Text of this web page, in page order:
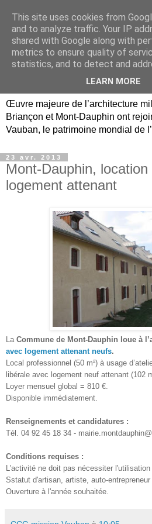
Briançon,
Vauban
Œuvre majeure de l’architecture
Briançon et Mont-Dauphin ont
Vauban, le patrimoine mondial de
23 avr. 2013
Mont-Dauphin,
logement attenant
La Commune de Mont-Dauphin loue à
avec logement attenant neufs.
Local professionnel (50 m²) à usage
libérale avec logement neuf attenant (102
Loyer mensuel global = 810 €.
Disponible immédiatement.
Renseignements et candidatures :
Tél. 04 92 45 18 34 -
Conditions requises :
L'activité ne doit pas nécessiter
Sstatut d'artisan, artiste , auto-entrepreneur
Ouverture à l'année souhaitée.
This site uses cookies from
and to analyze traffic. Your IP
shared with Google along with
metrics to ensure quality of
statistics, and to detect and
LEARN MORE